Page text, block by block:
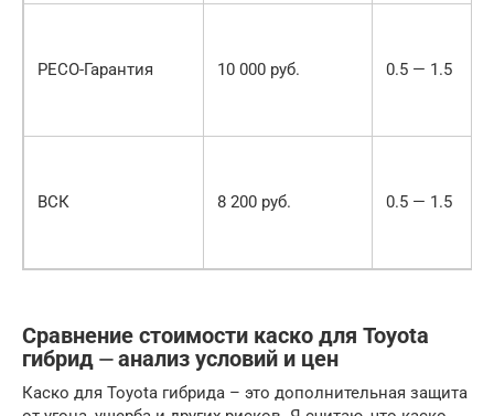
РЕСО-Гарантия 10 000 руб. 0.5 — 1.5
ВСК 8 200 руб. 0.5 — 1.5
Сравнение стоимости каско для Toyota
гибрид ⏤ анализ условий и цен
Каско для Toyota гибрида – это дополнительная защита